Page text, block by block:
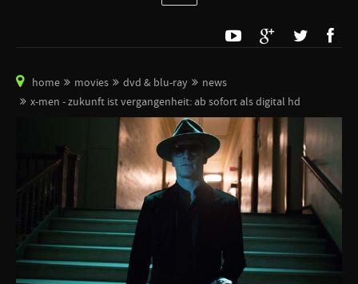
home movies dvd & blu-ray
news
x-men - zukunft ist vergangenheit: ab sofort als digital hd